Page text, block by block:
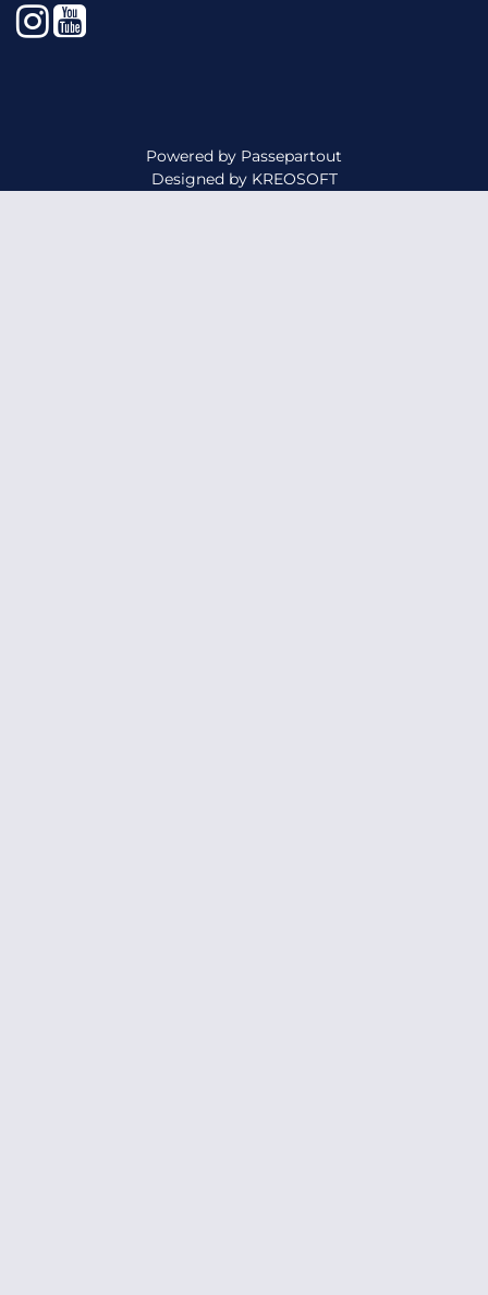
Instagram
YouTube
Powered by Passepartout
Designed by KREOSOFT